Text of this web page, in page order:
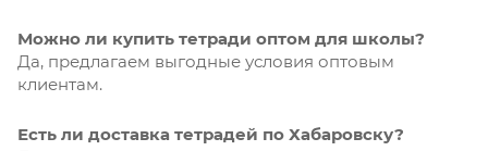
Можно ли купить тетради оптом для школы?
Да, предлагаем выгодные условия оптовым
клиентам.
Есть ли доставка тетрадей по Хабаровску?